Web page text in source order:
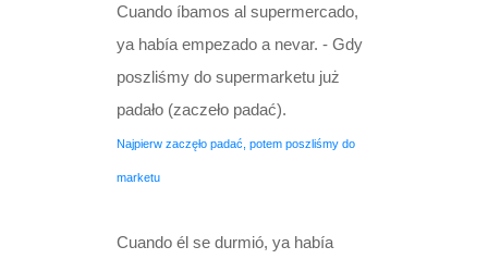
Cuando íbamos al supermercado,
ya había empezado a nevar. - Gdy
poszliśmy do supermarketu już
padało (zaczeło padać).
Najpierw zaczęło padać, potem poszliśmy do
marketu
Cuando él se durmió, ya había